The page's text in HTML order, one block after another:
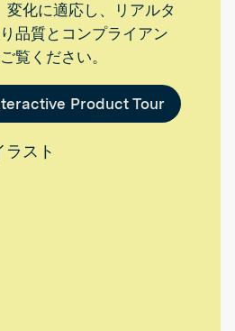
変化に適応し、リアルタ
品質とコンプライアン
覧ください。
Product Tour